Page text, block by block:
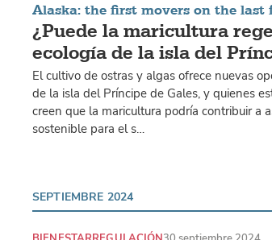
Alaska: the first movers on the last
¿Puede la maricultura
ecología de la isla del
El cultivo de ostras y algas ofrece nuevas
de la isla del Príncipe de Gales, y quienes
creen que la maricultura podría contribuir a
sostenible para el s…
SEPTIEMBRE 2024